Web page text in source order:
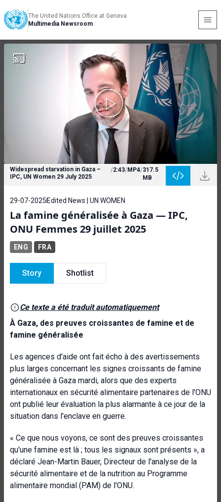
The United Nations Office at Geneva
Multimedia Newsroom
Widespread starvation in Gaza –
IPC, UN Women 29 July 2025
/2:43/MP4/317.5
MB
29-07-2025 Edited News | UN WOMEN
La famine généralisée à Gaza — IPC,
ONU Femmes 29 juillet 2025
ENG FRA
Story Shotlist
Ce texte a été traduit automatiquement
À Gaza, des preuves croissantes de famine et de
famine généralisée
Les agences d'aide ont fait écho à des avertissements
plus larges concernant les signes croissants de famine
généralisée à Gaza mardi, alors que des experts
internationaux en sécurité alimentaire partenaires de l'ONU
ont publié leur évaluation la plus alarmante à ce jour de la
situation dans l'enclave en guerre.
« Ce que nous voyons, ce sont des preuves croissantes
qu'une famine est là ; tous les signaux sont présents », a
déclaré Jean-Martin Bauer, Directeur de l'analyse de la
sécurité alimentaire et de la nutrition au Programme
alimentaire mondial (PAM) de l'ONU.